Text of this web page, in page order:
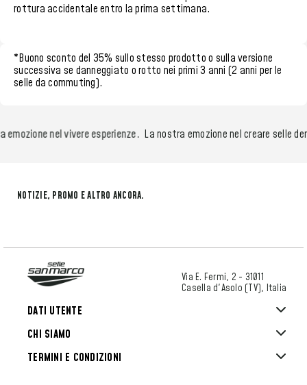
rottura accidentale entro laprima settimana.
*Buono sconto del 35% sullo stesso prodotto o sulla versione
successiva se danneggiato o rotto nei primi 3 anni (2 anni per le
selle da commuting).
nel vivere esperienze.La nostra emozione nel creare selle
NOTIZIE, PROMO E ALTRO ANCORA.
CHI SIAMO
DATI UTENTE
TERMINI E CONDIZIONI
Via E. Fermi, 2 - 31011
Casella d'Asolo (TV), Italia